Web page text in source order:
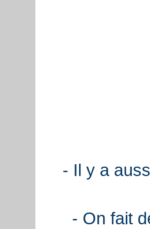
- Il y a
- On fait